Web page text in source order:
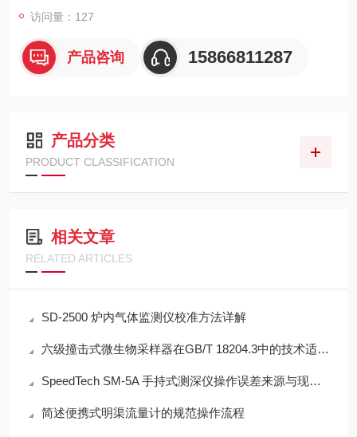
访问量：127
产品咨询 15866811287
产品分类
PRODUCT CLASSIFICATION
相关文章
RELATED ARTICLES
SD-2500 炉内气体监测仪校准方法详解
六级撞击式微生物采样器在GB/T 18204.3中的技术适配性分析
SpeedTech SM-5A 手持式测深仪操作误差来源与现场应用技术规范
简述便携式明渠流量计的规范操作流程